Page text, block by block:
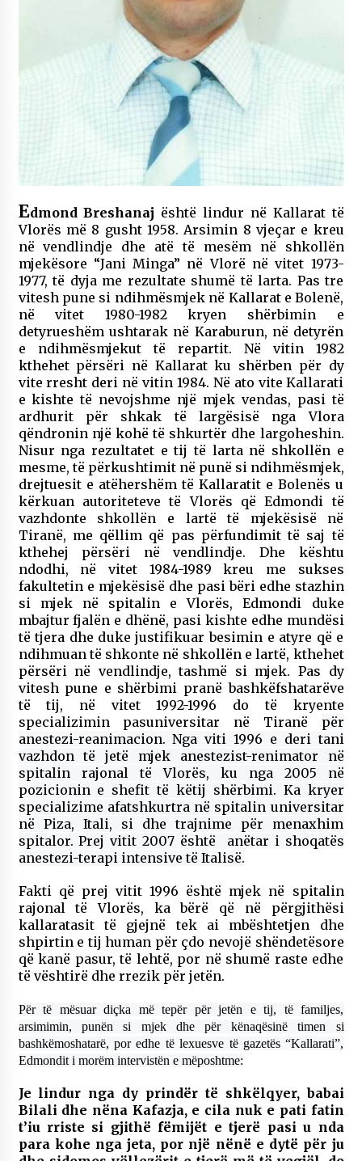
KALLARATI NË AKSIONET KOMBËTARE PËR
RINDËRTIMIN E VENDIT – NGA ÇIZE XHAFERAJ
KALLARATIN SI MËSUES I MATEMATIKËS, POR
EDHE SI NJË BANOR I PËRKOHSHËM I TIJ”
Edmond Breshanaj është lindur në Kallarat të
Vlorës më 8 gusht 1958. Arsimin 8 vjeçar e kreu
në vendlindje dhe atë të mesëm në shkollën
mjekësore “Jani Minga” në Vlorë në vitet 1973-
1977, të dyja me rezultate shumë të larta. Pas tre
vitesh pune si ndihmësmjek në Kallarat e Bolenë,
në vitet 1980-1982 kryen shërbimin e
detyrueshëm ushtarak në Karaburun, në detyrën
e ndihmësmjekut të repartit. Në vitin 1982
kthehet përsëri në Kallarat ku shërben për dy
vite rresht deri në vitin 1984. Në ato vite Kallarati
e kishte të nevojshme një mjek vendas, pasi të
ardhurit për shkak të largësisë nga Vlora
qëndronin një kohë të shkurtër dhe largoheshin.
Nisur nga rezultatet e tij të larta në shkollën e
mesme, të përkushtimit në punë si ndihmësmjek,
drejtuesit e atëhershëm të Kallaratit e Bolenës u
kërkuan autoriteteve të Vlorës që Edmondi të
vazhdonte shkollën e lartë të mjekësisë në
Tiranë, me qëllim që pas përfundimit të saj të
kthehej përsëri në vendlindje. Dhe kështu
ndodhi, në vitet 1984-1989 kreu me sukses
fakultetin e mjekësisë dhe pasi bëri edhe stazhin
si mjek në spitalin e Vlorës, Edmondi duke
mbajtur fjalën e dhënë, pasi kishte edhe mundësi
të tjera dhe duke justifikuar besimin e atyre që e
ndihmuan të shkonte në shkollën e lartë, kthehet
përsëri në vendlindje, tashmë si mjek. Pas dy
vitesh pune e shërbimi pranë bashkëfshatarëve
të tij, në vitet 1992-1996 do të kryente
specializimin pasuniversitar në Tiranë për
anestezi-reanimacion. Nga viti 1996 e deri tani
vazhdon të jetë mjek anestezist-renimator në
spitalin rajonal të Vlorës, ku nga 2005 në
pozicionin e shefit të këtij shërbimi. Ka kryer
specializime afatshkurtra në spitalin universitar
në Piza, Itali, si dhe trajnime për menaxhim
spitalor. Prej vitit 2007 është anëtar i shoqatës
anestezi-terapi intensive të Italisë.
Fakti që prej vitit 1996 është mjek në spitalin
rajonal të Vlorës, ka bërë që në përgjithësi
kallaratasit të gjejnë tek ai mbështetjen dhe
shpirtin e tij human për çdo nevojë shëndetësore
që kanë pasur, të lehtë, por në shumë raste edhe
të vështirë dhe rrezik për jetën.
Për të mësuar diçka më tepër për jetën e tij, të familjes,
arsimimin, punën si mjek dhe për kënaqësinë timen si
bashkëmoshatarë, por edhe të lexuesve të gazetës “Kallarati”,
Edmondit i morëm intervistën e mëposhtme:
Je lindur nga dy prindër të shkëlqyer, babai
Bilali dhe nëna Kafazja, e cila nuk e pati fatin
t’iu rriste si gjithë fëmijët e tjerë pasi u nda
para kohe nga jeta, por një nënë e dytë për ju